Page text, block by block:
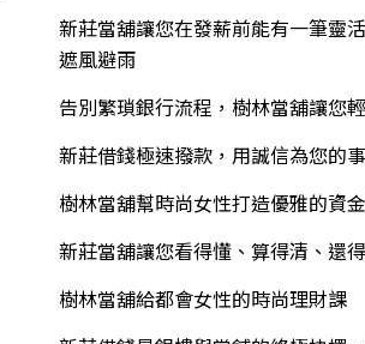
新莊當舖讓您在發薪前能有一筆靈
遮風避雨
告別繁瑣銀行流程，樹林當舖讓您
新莊借錢極速撥款，用誠信為您的
樹林當舖幫時尚女性打造優雅的資
新莊當舖讓您看得懂、算得清、還
樹林當舖給都會女性的時尚理財課